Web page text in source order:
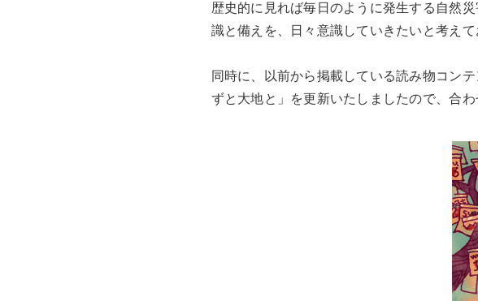
歴史的に見れば毎日のように発生する自然
識と備えを、日々意識していきたいと考えて
同時に、以前から掲載している読み物コン
ずと大地と」を更新いたしましたので、合わ